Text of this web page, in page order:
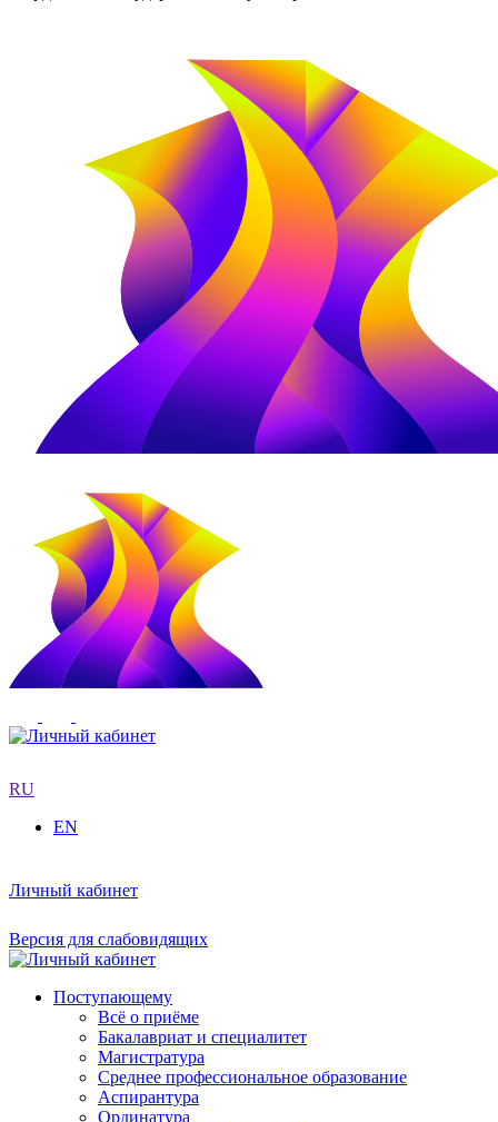
RU
EN
Личный кабинет
Версия для слабовидящих
Поступающему
Всё о приёме
Бакалавриат и специалитет
Магистратура
Среднее профессиональное образование
Аспирантура
Ординатура